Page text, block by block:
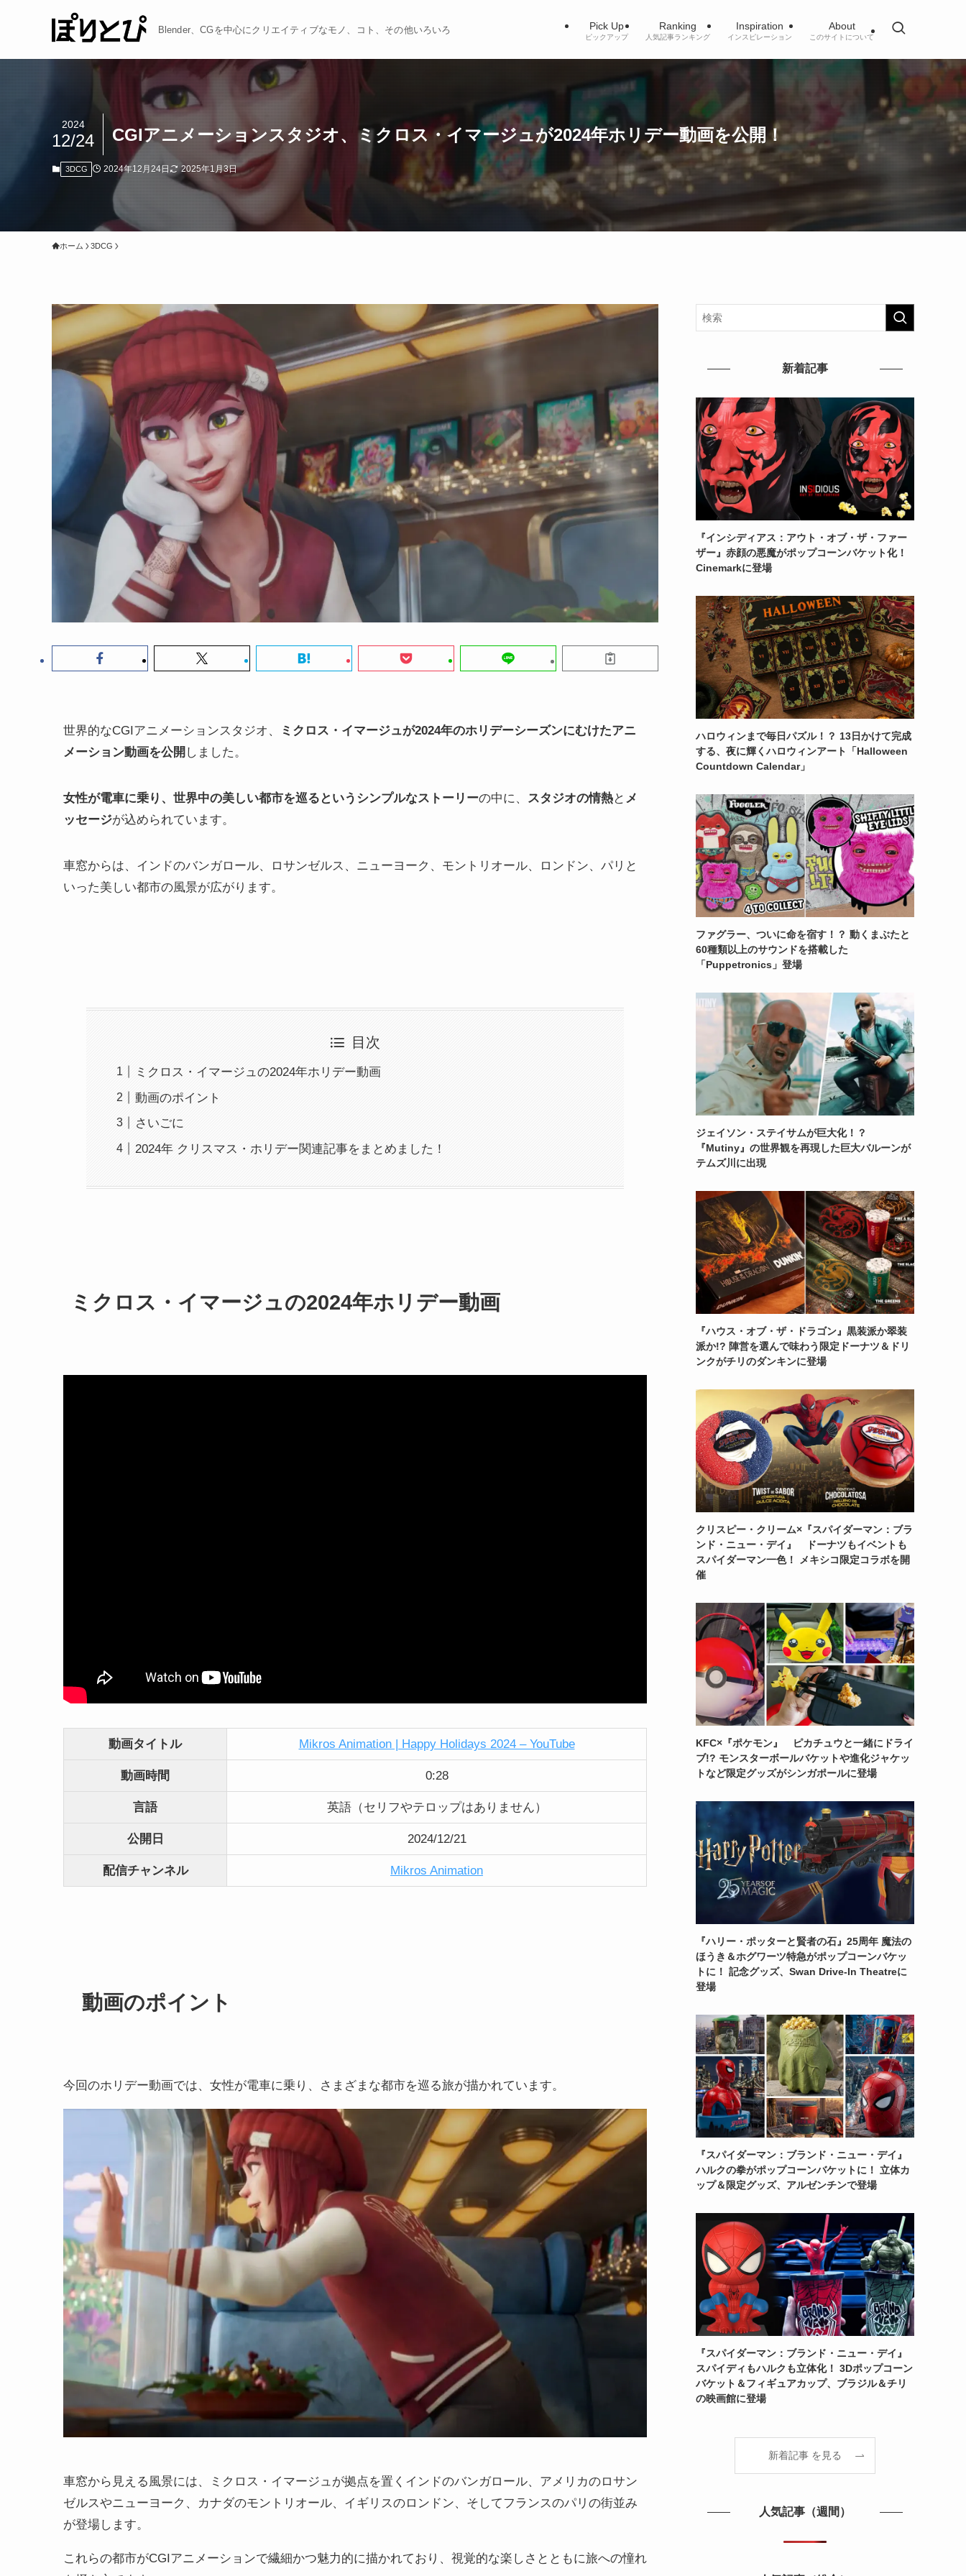
Blender、CGを中心にクリエイティブなモノ、コト、その他いろいろ Pick Up
ピックアップ
Ranking
人気記事ランキング
Inspiration
インスピレーション
About
このサイトについて
CGIアニメーションスタジオ、ミクロス・イマージュが2024年ホリデー動画を公開！
2024
12/24
3DCG 2024年12月24日 2025年1月3日
ホーム 3DCG
世界的なCGIアニメーションスタジオ、
ミクロス・イマージュが2024年のホリデーシーズンにむけたアニ
メーション動画を公開 しました。
女性が電車に乗り、世界中の美しい都市を巡るというシンプルなストーリーの中に、 スタジオの情熱と メ
ッセージが込められています。
車窓からは、インドのバンガロール、ロサンゼルス、ニューヨーク、モントリオール、ロンドン、パリと
いった美しい都市の風景が広がります。
目次
ミクロス・イマージュの2024年ホリデー動画
動画のポイント
さいごに
2024年 クリスマス・ホリデー関連記事をまとめました！
ミクロス・イマージュの2024年ホリデー動画
動画タイトル Mikros Animation | Happy Holidays 2024 – YouTube
動画時間 0:28
言語 英語（セリフやテロップはありません）
公開日 2024/12/21
配信チャンネル Mikros Animation
動画のポイント
今回のホリデー動画では、女性が電車に乗り、さまざまな都市を巡る旅が描かれています。
車窓から見える風景には、ミクロス・イマージュが拠点を置くインドのバンガロール、アメリカのロサン
ゼルスやニューヨーク、カナダのモントリオール、イギリスのロンドン、そしてフランスのパリの街並み
が登場します。
これらの都市がCGIアニメーションで繊細かつ魅力的に描かれており、視覚的な楽しさとともに旅への憧れ
新着記事
『インシディアス：アウト・オブ・ザ・ファー
ザー』赤顔の悪魔がポップコーンバケット化！
Cinemarkに登場
ハロウィンまで毎日パズル！？ 13日かけて完成
する、夜に輝くハロウィンアート「Halloween
Countdown Calendar」
ファグラー、ついに命を宿す！？ 動くまぶたと
60種類以上のサウンドを搭載した
「Puppetronics」登場
ジェイソン・ステイサムが巨大化！？
『Mutiny』の世界観を再現した巨大バルーンが
テムズ川に出現
『ハウス・オブ・ザ・ドラゴン』黒装派か翠装
派か!? 陣営を選んで味わう限定ドーナツ＆ドリ
ンクがチリのダンキンに登場
クリスピー・クリーム×『スパイダーマン：ブラ
ンド・ニュー・デイ』 ドーナツもイベントも
スパイダーマン一色！ メキシコ限定コラボを開
催
KFC×『ポケモン』 ピカチュウと一緒にドライ
ブ!? モンスターボールバケットや進化ジャケッ
トなど限定グッズがシンガポールに登場
『ハリー・ポッターと賢者の石』25周年 魔法の
ほうき＆ホグワーツ特急がポップコーンバケッ
トに！ 記念グッズ、Swan Drive-In Theatreに
登場
『スパイダーマン：ブランド・ニュー・デイ』
ハルクの拳がポップコーンバケットに！ 立体カ
ップ＆限定グッズ、アルゼンチンで登場
『スパイダーマン：ブランド・ニュー・デイ』
スパイディもハルクも立体化！ 3Dポップコーン
バケット＆フィギュアカップ、ブラジル＆チリ
の映画館に登場
新着記事 を見る
人気記事（週間）